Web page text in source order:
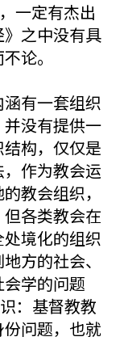
一定有杰出
之中没有具
论。
有一套组织
没有提供一
构，仅仅是
作为教会运
教会组织，
各类教会在
境化的组织
方的社会、
学的问题
：基督教教
问题，也就